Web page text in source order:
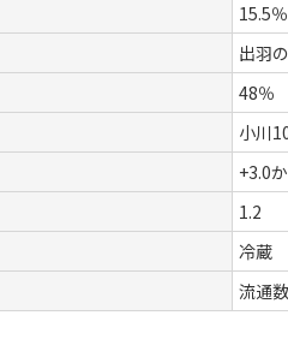
15.5
出羽
48％
小川
+3.0
1.2
冷蔵
流通